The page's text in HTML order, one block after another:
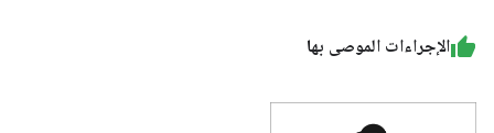
الإجراءات الموصى بها